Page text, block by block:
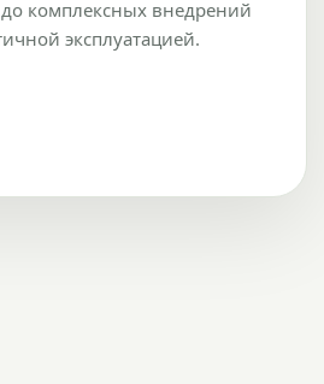
комплексных внедрений
эксплуатацией.